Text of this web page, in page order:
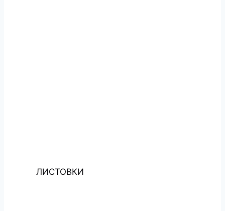
ЛИСТОВКИ